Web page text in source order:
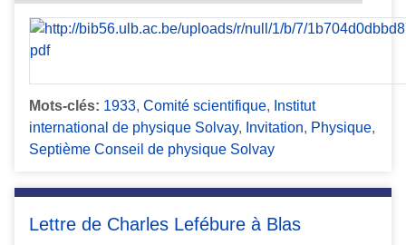
Mots-clés: 1933, Comité scientifique, Institut
international de physique Solvay, Invitation, Physique,
Septième Conseil de physique Solvay
Lettre de Charles Lefébure à Blas